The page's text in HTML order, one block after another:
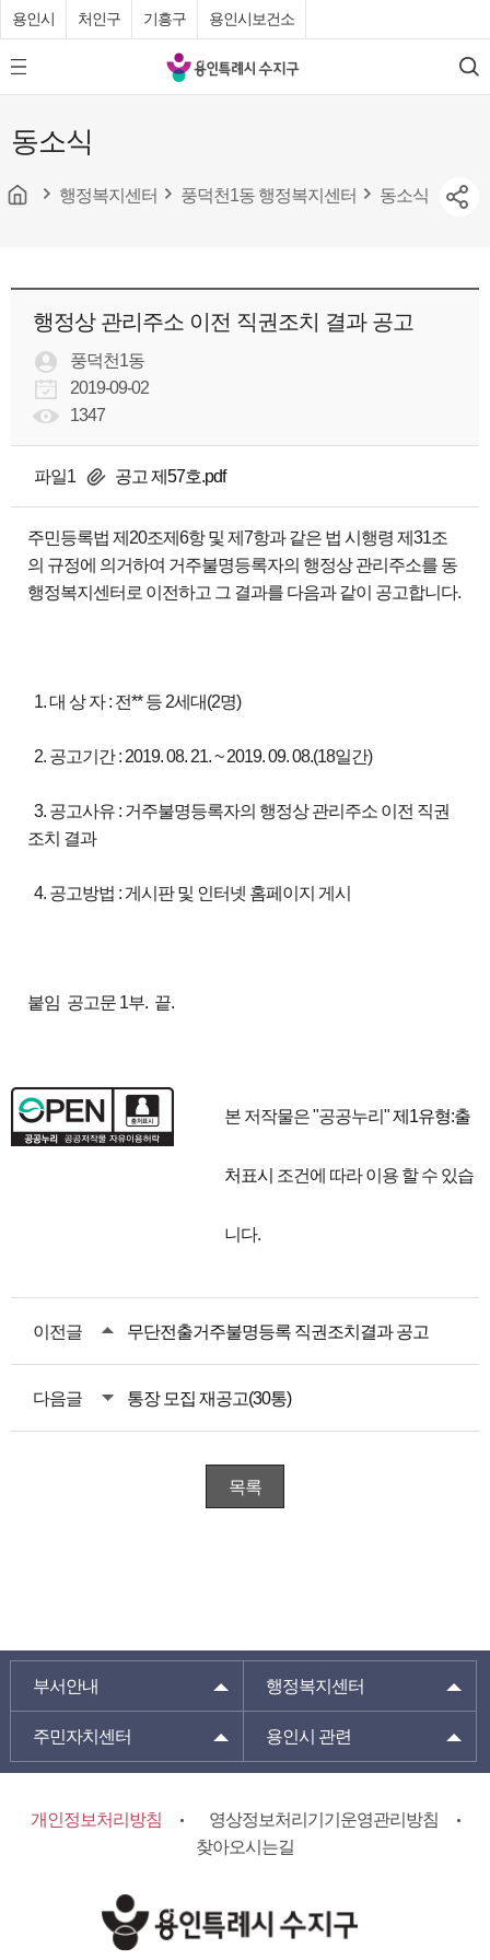
용인시 처인구 기흥구 용인시보건소
모
바
메
뉴
튼
용
인
수
청
검
색
동소식
행정복지센터 풍덕천1동 행정복지센터 동소식
행정상 관리주소 이전 직권조치 결과 공고
풍덕천1동
2019-09-02
1347
파일1 공고 제57호.pdf
주민등록법 제20조제6항 및 제7항과 같은 법 시행령 제31조
의 규정에 의거하여 거주불명등록자의 행정상 관리주소를 동
행정복지센터로 이전하고 그 결과를 다음과 같이 공고합니다.
1. 대 상 자 : 전** 등 2세대(2명)
2. 공고기간 : 2019. 08. 21. ~ 2019. 09. 08.(18일간)
3. 공고사유 : 거주불명등록자의 행정상 관리주소 이전 직권
조치 결과
4. 공고방법 : 게시판 및 인터넷 홈페이지 게시
붙임 공고문 1부. 끝.
본 저작물은 "공공누리"제1유형:출
처표시 조건에 따라 이용 할 수 있습
니다.
이전글 무단전출거주불명등록 직권조치결과 공고
다음글 통장 모집 재공고(30통)
목록
부서안내 행정복지센터
주민자치센터 용인시 관련
개인정보처리방침
영상정보처리기기운영관리방침
찾아오시는길